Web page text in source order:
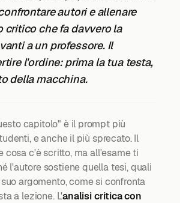
autori e allenare
critico che fa davvero la
a un professore. Il
l'ordine: prima la tua testa,
della macchina.
capitolo" è il prompt più
e anche il più sprecato. Il
cosa c'è scritto, ma all'esame ti
l'autore sostiene quella tesi, quali
argomento, come si confronta
a lezione. L'analisi critica con